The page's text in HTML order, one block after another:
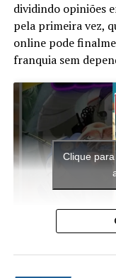
dividindo opiniões
pela primeira vez,
online pode
franquia sem
Clique
A aventura leva o